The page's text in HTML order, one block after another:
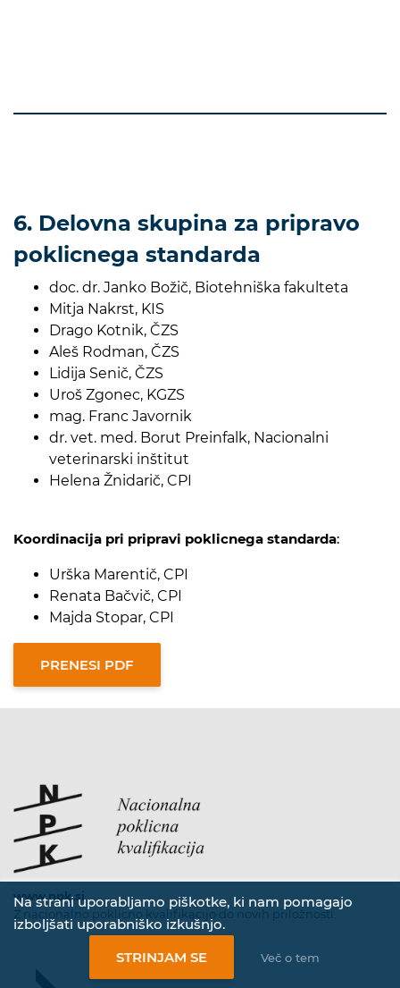
Na strani uporabljamo piškotke, ki nam pomagajo
izboljšati uporabniško izkušnjo.
STRINJAM SE
Več o tem
6. Delovna skupina za pripravo
poklicnega standarda
doc. dr. Janko Božič, Biotehniška fakulteta
Mitja Nakrst, KIS
Drago Kotnik, ČZS
Aleš Rodman, ČZS
Lidija Senič, ČZS
Uroš Zgonec, KGZS
mag. Franc Javornik
dr. vet. med. Borut Preinfalk, Nacionalni
veterinarski inštitut
Helena Žnidarič, CPI
Koordinacija pri pripravi poklicnega standarda:
Urška Marentič, CPI
Renata Bačvič, CPI
Majda Stopar, CPI
www.npk.si
Z nacionalno poklicno kvalifikacijo do novih priložnosti.